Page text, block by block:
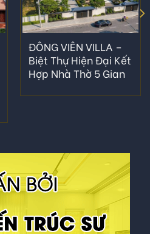
ĐÔNG VIÊN VILLA –
Biệt Thự Hiện Đại Kết
Hợp Nhà Thờ 5 Gian